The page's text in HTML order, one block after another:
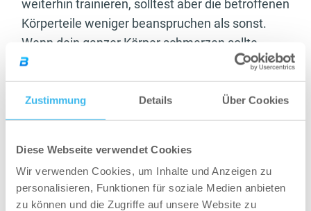
Zustimmung Details Über Cookies
Diese Webseite verwendet Cookies
Wir verwenden Cookies, um Inhalte und Anzeigen zu
personalisieren, Funktionen für soziale Medien anbieten
zu können und die Zugriffe auf unsere Website zu
weiterhin trainieren, solltest aber die betroffenen
Körperteile weniger beanspruchen als sonst.
Wenn dein ganzer Körper schmerzen sollte,
kannst du anstelle von Krafttraining
Ausdauertraining probieren. Moderate
Bewegung bei Muskelkater ist außerdem gut,
um den Blutkreislauf anzukurbeln und die
Ja beantwortet werden, solang auf moderate
Art und Weise trainiert wird.